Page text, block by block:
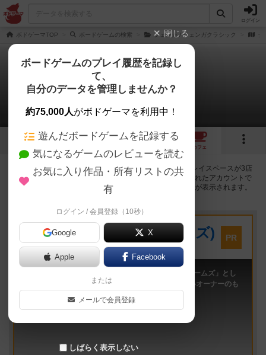
ログイン
ボドゲーマTOP ボードゲームの検索 ジェンガ / ジェンガクラシック ジ
ジェンガ XL
3店のカフェ/スペースが提供中
2
カフェ
ジェンガ XLで遊ぶことができるボードゲームカフェ・プレイスペースが3店
登録されています。公開プロフィールの都道府県が設定されたアカウントで
ログインすると、同じ都道府県内の店舗に絞り込むボタンが表示されます。
プレイスペース
キウイ！(旧:キウイゲームズ)
大阪府大阪市中央区森ノ宮中央2-8-2 永田中央ビル2階
PR
「キウイ！」は、2011年9月大阪日本橋で「キウイゲームズ」とし
てスタートしたボードゲームカフェです。 今は新しいオーナーのも
閉じる
ボードゲームのプレイ履歴を記録し
て、
自分のデータを管理しませんか？
約75,000人がボドゲーマを利用中！
遊んだボードゲームを記録する
気になるゲームのレビューを読む
お気に入り作品・所有リストの共
有
ログイン / 会員登録（10秒）
Google X
Apple Facebook
または
メールで会員登録
しばらく表示しない